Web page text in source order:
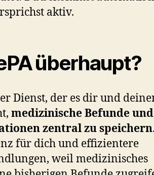
aktiv.
überhaupt?
Dienst, der es dir und
medizinische Befunde und
zentral zu speichern
für dich und effizientere
weil medizinisches